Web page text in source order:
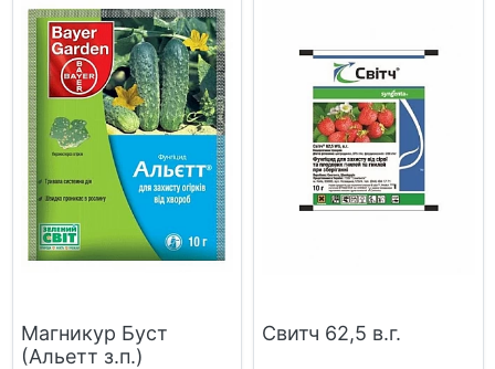
Магникур Буст
(Альетт з.п.)
Свитч 62,5 в.г.